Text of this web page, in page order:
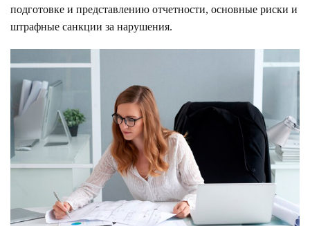
подготовке и представлению отчетности, основные риски и
штрафные санкции за нарушения.